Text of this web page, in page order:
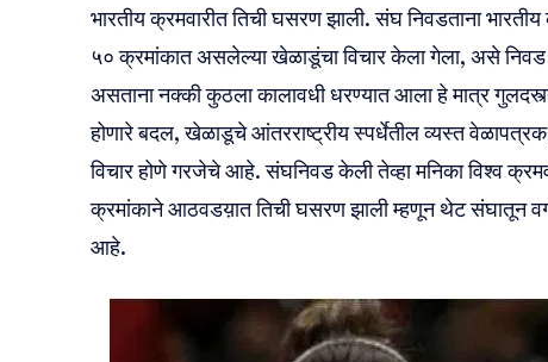
भारतीय क्रमवारीत तिची घसरण झाली. संघ निवडताना
५० क्रमांकात असलेल्या खेळाडूंचा विचार केला गेला, असे
असताना नक्की कुठला कालावधी धरण्यात आला हे मात्र
होणारे बदल, खेळाडूचे आंतरराष्ट्रीय स्पर्धेतील व्यस्त वेळापत्रक,
विचार होणे गरजेचे आहे. संघनिवड केली तेव्हा मनिका विश्व
क्रमांकाने आठवडय़ात तिची घसरण झाली म्हणून थेट संघातून
आहे.